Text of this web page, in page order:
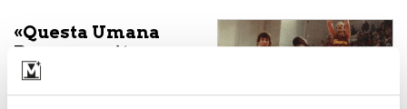
«Questa Umana
Reyer merita
l’Eurolega»
18 Agosto 2017